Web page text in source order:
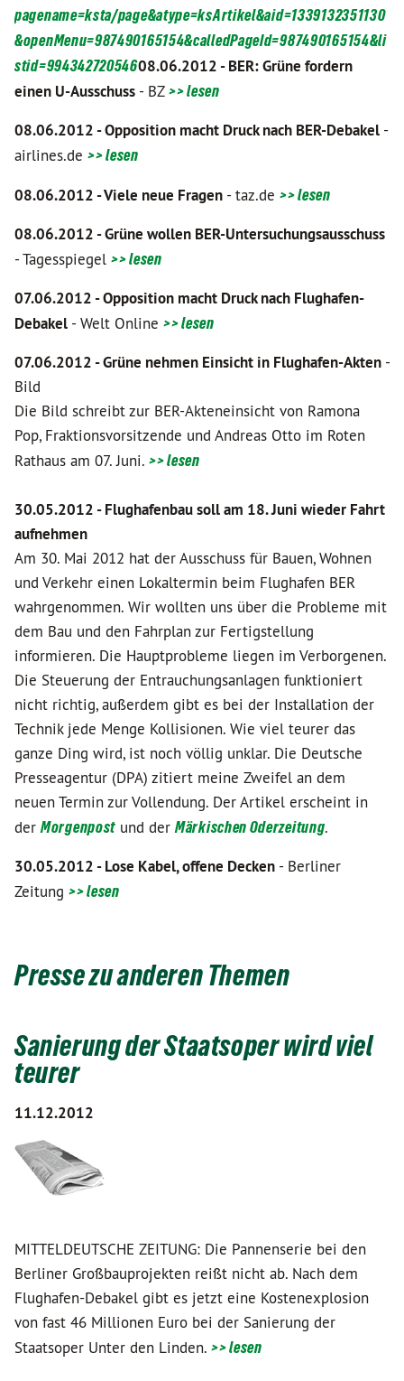
pagename=ksta/page&atype=ksArtikel&aid=1339132351130
&openMenu=987490165154&calledPageId=987490165154&li
stid=99434272054608.06.2012 - BER: Grüne fordern
einen U-Ausschuss - BZ>> lesen
08.06.2012 - Opposition macht Druck nach BER-Debakel -
airlines.de >> lesen
08.06.2012 - Viele neue Fragen - taz.de >> lesen
08.06.2012 -Grüne wollen BER-Untersuchungsausschuss
- Tagesspiegel >> lesen
07.06.2012 - Opposition macht Druck nach Flughafen-
Debakel - Welt Online >> lesen
07.06.2012 - Grüne nehmen Einsicht in Flughafen-Akten -
Bild
Die Bild schreibt zur BER-Akteneinsicht von Ramona
Pop, Fraktionsvorsitzende und Andreas Otto im Roten
Rathaus am 07. Juni. >> lesen
30.05.2012 - Flughafenbau soll am 18. Juni wieder Fahrt
aufnehmen
Am 30. Mai 2012 hat der Ausschuss für Bauen, Wohnen
und Verkehr einen Lokaltermin beim Flughafen BER
wahrgenommen. Wir wollten uns über die Probleme mit
dem Bau und den Fahrplan zur Fertigstellung
informieren. Die Hauptprobleme liegen im Verborgenen.
Die Steuerung der Entrauchungsanlagen funktioniert
nicht richtig, außerdem gibt es bei der Installation der
Technik jede Menge Kollisionen. Wie viel teurer das
ganze Ding wird, ist noch völlig unklar. Die Deutsche
Presseagentur (DPA) zitiert meine Zweifel an dem
neuen Termin zur Vollendung. Der Artikel erscheint in
derMorgenpost und derMärkischen Oderzeitung.
30.05.2012 - Lose Kabel, offene Decken - Berliner
Zeitung >> lesen
Presse zu anderen Themen
Sanierung der Staatsoper wird viel
teurer
11.12.2012
MITTELDEUTSCHE ZEITUNG: Die Pannenserie bei den
Berliner Großbauprojekten reißt nicht ab. Nach dem
Flughafen-Debakel gibt es jetzt eine Kostenexplosion
von fast 46 Millionen Euro bei der Sanierung der
Staatsoper Unter den Linden. >> lesen